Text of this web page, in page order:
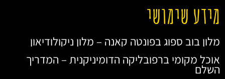
מידע שימושי
מלון בוב ספוג בפונטה קאנה – מלון ניקולודיאון
אוכל מקומי ברפובליקה הדומיניקנית – המדריך
השלם